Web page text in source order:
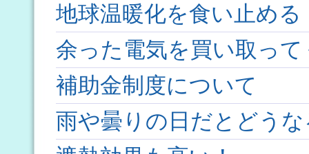
地球温暖化を食い止める
余った電気を買い取っ
補助金制度について
雨や曇りの日だとどう